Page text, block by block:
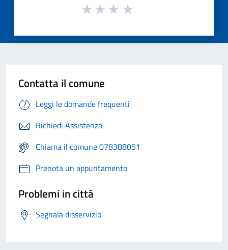
Contatta il comune
Leggi le domande frequenti
Richiedi Assistenza
Chiama il comune 078388051
Prenota un appuntamento
Problemi in città
Segnala disservizio